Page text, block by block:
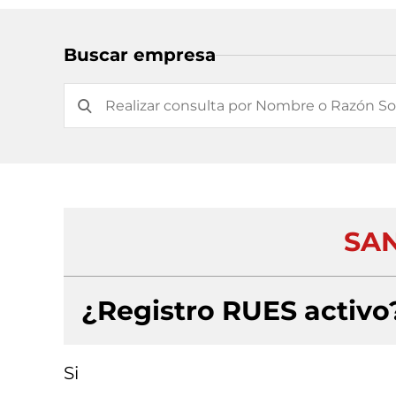
Buscar empresa
¿Registro RUES
Si